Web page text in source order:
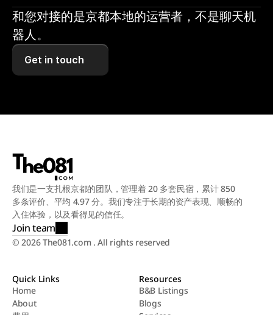
和您对接的是京都本地的运营者，不是聊天机
器人。
Get in touch
我们是一支扎根京都的团队，管理着 20 多套民宿，累计 850
多条评价、平均 4.97 分。我们专注于长期的资产表现、顺畅的
入住体验，以及看得见的信任。
Join team
© 2026 The081.com . All rights reserved
Quick Links
Home
Home
About
Resources
B&B Listings
B&B Listings
Blogs